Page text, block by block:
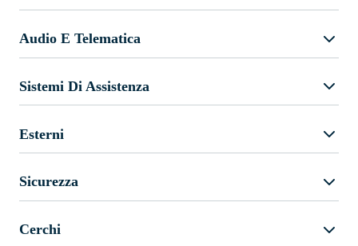
Audio E Telematica
Sistemi Di Assistenza
Esterni
Sicurezza
Cerchi